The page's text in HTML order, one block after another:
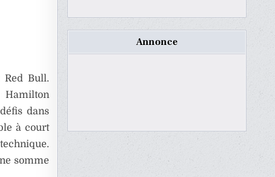
Red Bull.
Hamilton
dans
à court
somme
Annonce